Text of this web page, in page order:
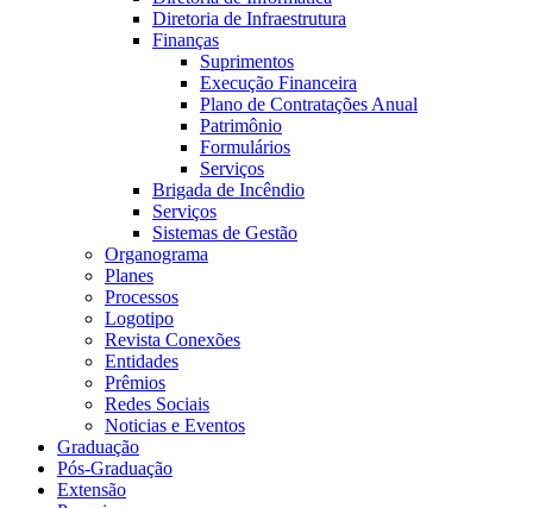
Diretoria de Infraestrutura
Finanças
Suprimentos
Execução Financeira
Plano de Contratações Anual
Patrimônio
Formulários
Serviços
Brigada de Incêndio
Serviços
Sistemas de Gestão
Organograma
Planes
Processos
Logotipo
Revista Conexões
Entidades
Prêmios
Redes Sociais
Noticias e Eventos
Graduação
Pós-Graduação
Extensão